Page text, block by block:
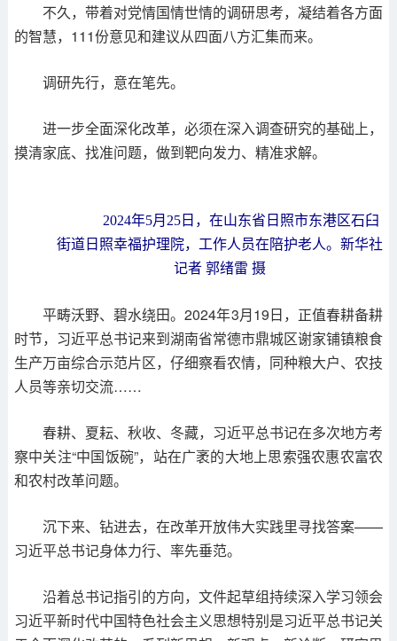
不久，带着对党情国情世情的调研思考，凝结着各方面
的智慧，111份意见和建议从四面八方汇集而来。
调研先行，意在笔先。
进一步全面深化改革，必须在深入调查研究的基础上，
摸清家底、找准问题，做到靶向发力、精准求解。
2024年5月25日，在山东省日照市东港区石臼
街道日照幸福护理院，工作人员在陪护老人。新华社
记者 郭绪雷 摄
平畴沃野、碧水绕田。2024年3月19日，正值春耕备耕
时节，习近平总书记来到湖南省常德市鼎城区谢家铺镇粮食
生产万亩综合示范片区，仔细察看农情，同种粮大户、农技
人员等亲切交流……
春耕、夏耘、秋收、冬藏，习近平总书记在多次地方考
察中关注“中国饭碗”，站在广袤的大地上思索强农惠农富农
和农村改革问题。
沉下来、钻进去，在改革开放伟大实践里寻找答案——
习近平总书记身体力行、率先垂范。
沿着总书记指引的方向，文件起草组持续深入学习领会
习近平新时代中国特色社会主义思想特别是习近平总书记关